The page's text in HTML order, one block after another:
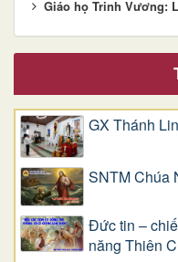
Giáo họ Trinh Vương:
GX Thánh
SNTM Chúa
Đức tin –
năng Thiên